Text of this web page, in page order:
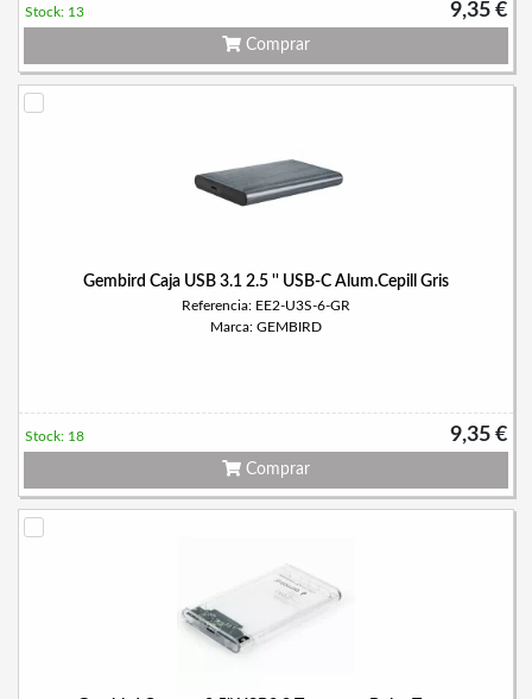
9,35 €
Stock: 13
Comprar
Gembird Caja USB 3.1 2.5 '' USB-C Alum.Cepill Gris
Referencia: EE2-U3S-6-GR
Marca: GEMBIRD
9,35 €
Stock: 18
Comprar